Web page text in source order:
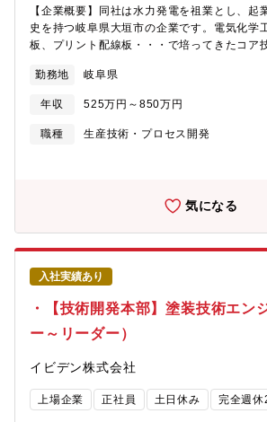
の立案・実行を担い、同社の製品品質向上に
ションとしています。【業務内容】半導体実
いる技術動向から、パッケージ基板メーカー
実装技術から、、当社製品の出荷品質をさら
行っていただきます。具体的には、実装工程
界動向の把握 OSAT企業訪問、実装関連企業
程に関する深い専門知識を習得し、最新の技
善提案と実行を行っていきます。【配属部
質統括 品質保証部（約100名） 品質保証
魅力】・OSAT企業や実装関連メーカー、業
じて、常に進化する実装技術の最先端に触れ
ションです。・製品品質へのダイレクトな貢
た知識を活かし、同社の製品が出荷されるま
俯瞰し、品質強化のための具体的な改善提案
す。・社内関連部門および社外のOSATやメ
交流することで、貴重な人脈を築くことが可
近年は移住者に人気の地域となっており、住
ス良好 イビデンが多くの事業場を置く岐阜
【企業概要】同社は水力発電を祖業とし、起
史を持つ岐阜県大垣市の企業です。電気化学
板、プリント配線板・・・で培ってきたコア
は欠かせないICパッケージ基板や、自動車の
ラミック製品など、世界トップクラスの企業
成長を遂げている「技術開発型企業」です。
ジ基板は、半導体業界全体の需要拡大に伴い
向けに対応する技術力で世界中の主要企業か
からも、以下の評価を受けています。「プラ
省) 2020年に岐阜県民間企業で初めて認定
人ホワイト500」(経産省) 2017年より9年連
営銘柄2025」(経産省・東京証券取引所)
クライフバランスエクセレント企業」(岐阜
得【業務内容】中国蘇州にある工場にて、EV
じめとしたNEV安全部材の生産に携わってい
には中国顧客からの試作対応、塗装開発業務
タッフの教育などを行っていただきます。大
在いただく予定となっています。【業務の魅
リーの損傷や充電中のトラブルによる発火事
安全性確保において非常に重要です。担当製
勤務地 岐阜県
年収 525万円～850万円
職種
生産技術・プロセス開発
気になる
入社実績あり
・【技術開発本部】塗装技術エン
ー～リーダー）
イビデン株式会社
上場企業 正社員 土日休み 完全週休